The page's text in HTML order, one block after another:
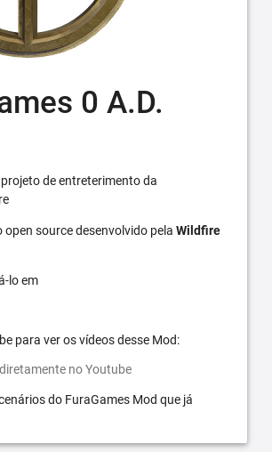
0 A.D.
de entreterimento da
open source desenvolvido pela Wildfire
lo em
para ver os vídeos desse Mod:
no Youtube
do FuraGames Mod que já